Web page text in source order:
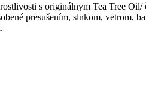
s originálnym Tea Tree
presušením, slnkom, vetrom,